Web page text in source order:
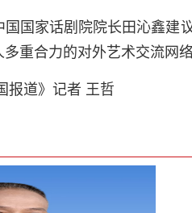
国家话剧院院长田沁鑫建
重合力的对外艺术交流网
报道》记者 王哲